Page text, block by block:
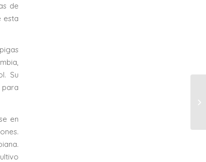
de
esta
Su
para
en